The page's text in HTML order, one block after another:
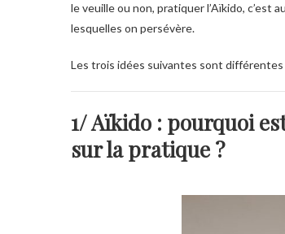
le veuille ou non, pratiquer l’Aïkido, c’est
lesquelles on persévère.
Les trois idées suivantes sont
1/ Aïkido : pourquoi
sur la pratique ?